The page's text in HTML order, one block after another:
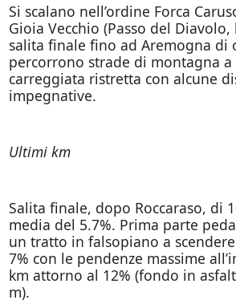
Si scalano nell’ordine Forca
Gioia Vecchio (Passo del
salita finale fino ad Aremogna di
percorrono strade di montagna a
carreggiata ristretta con alcune
impegnative.
Ultimi km
Salita finale, dopo Roccaraso, di
media del 5.7%. Prima parte
un tratto in falsopiano a
7% con le pendenze massime
km attorno al 12% (fondo in
m).